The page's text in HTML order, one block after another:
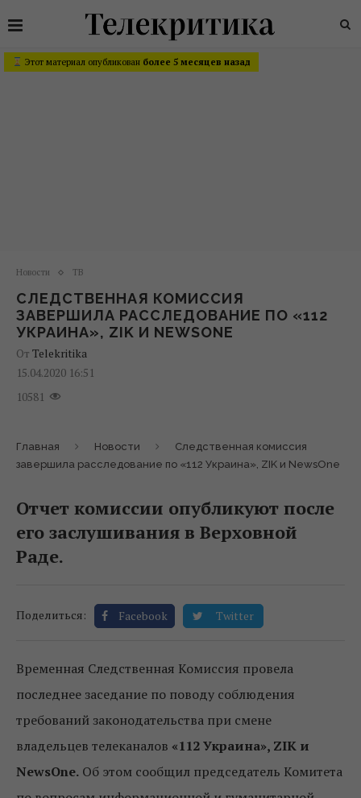
Этот материал опубликован более 5 месяцев назад
Новости ТВ
СЛЕДСТВЕННАЯ КОМИССИЯ
ЗАВЕРШИЛА РАССЛЕДОВАНИЕ ПО «112
УКРАИНА», ZIK И NEWSONE
От Telekritika
15.04.2020 16:51
10581
Главная Новости
Следственная комиссия
завершила расследование по «112 Украина», ZIK и NewsOne
Отчет комиссии опубликуют после
его заслушивания в Верховной
Раде.
Поделиться: Facebook Twitter
Временная Следственная Комиссия провела
последнее заседание по поводу соблюдения
требований законодательства при смене
владельцев телеканалов «112 Украина», ZIK и
NewsOne. Об этом сообщил председатель Комитета